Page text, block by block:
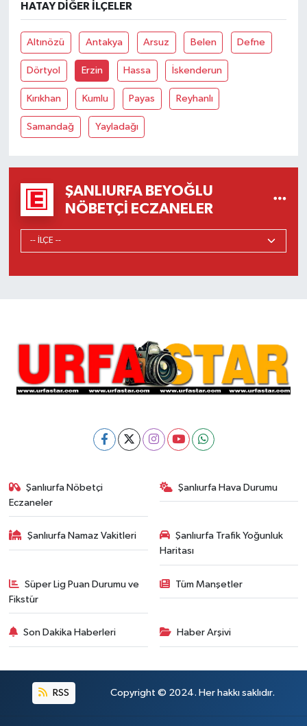
HATAY DIĞER İLÇELER
Altınözü Antakya Arsuz Belen Defne
Dörtyol Erzin Hassa İskenderun
Kırıkhan Kumlu Payas Reyhanlı
Samandağ Yayladağı
ŞANLIURFA BEYOĞLU
NÖBETÇI ECZANELER
Şanlıurfa Nöbetçi
Eczaneler
Şanlıurfa Hava Durumu
Şanlıurfa Namaz Vakitleri
Şanlıurfa Trafik Yoğunluk
Haritası
Süper Lig Puan Durumu ve
Fikstür
Tüm Manşetler
Son Dakika Haberleri Haber Arşivi
RSS Copyright © 2024. Her hakkı saklıdır.